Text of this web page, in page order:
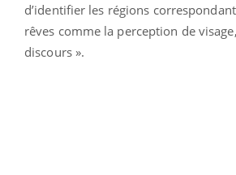
d’identifier les régions
rêves comme la perception de
discours ».